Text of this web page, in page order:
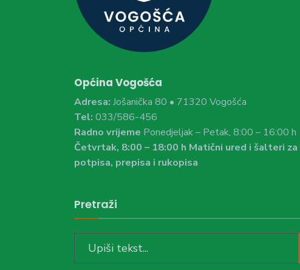
Općina Vogošća
Adresa: Jošanička 80 • 71320 Vogošća
Tel: 033/586-456
Radno vrijeme Ponedjeljak – Petak, 8:00 – 16:00 h
Četvrtak, 8:00 – 18:00 h Matični ured i šalteri za
potpisa, prepisa i rukopisa
Pretraži